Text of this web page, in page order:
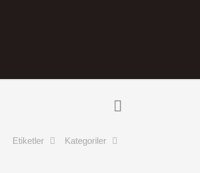
Kategoriler
Etiketler